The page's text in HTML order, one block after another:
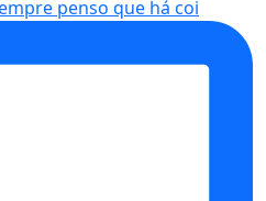
penso que há coi